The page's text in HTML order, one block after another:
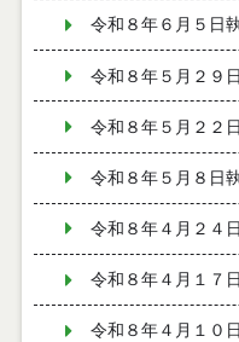
令和８年６月５日
令和８年５月２９
令和８年５月２２
令和８年５月８日
令和８年４月２４
令和８年４月１７
令和８年４月１０